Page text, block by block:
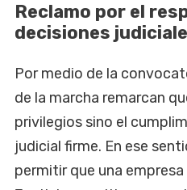
Reclamo por el
decisiones
Por medio de la
de la marcha remarcan
privilegios sino el
judicial firme. En ese
permitir que una